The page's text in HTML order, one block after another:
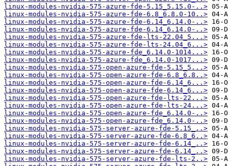
linux-modules-nvidia-575-azure-fde-5.15_5.15.0-..>
linux-modules-nvidia-575-azure-fde-6.8_6.8.0-10..>
linux-modules-nvidia-575-azure-fde-6.14_6.14.0-..>
linux-modules-nvidia-575-azure-fde-6.14_6.14.0-..>
linux-modules-nvidia-575-azure-fde-lts-22.04_5...>
linux-modules-nvidia-575-azure-fde-lts-24.04_6...>
linux-modules-nvidia-575-azure-fde_6.14.0-1014...>
linux-modules-nvidia-575-azure-fde_6.14.0-1017...>
linux-modules-nvidia-575-open-azure-fde-5.15_5...>
linux-modules-nvidia-575-open-azure-fde-6.8_6.8..>
linux-modules-nvidia-575-open-azure-fde-6.14_6...>
linux-modules-nvidia-575-open-azure-fde-6.14_6...>
linux-modules-nvidia-575-open-azure-fde-lts-22...>
linux-modules-nvidia-575-open-azure-fde-lts-24...>
linux-modules-nvidia-575-open-azure-fde_6.14.0-..>
linux-modules-nvidia-575-open-azure-fde_6.14.0-..>
linux-modules-nvidia-575-server-azure-fde-5.15_..>
linux-modules-nvidia-575-server-azure-fde-6.8_6..>
linux-modules-nvidia-575-server-azure-fde-6.14_..>
linux-modules-nvidia-575-server-azure-fde-6.14_..>
linux-modules-nvidia-575-server-azure-fde-lts-2..>